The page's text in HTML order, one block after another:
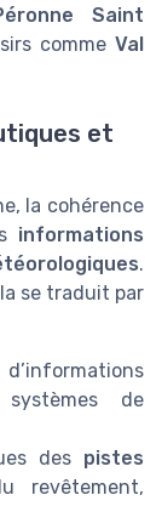
Saint
comme Val
et
la cohérence
informations
.
se traduit par
d’informations
de
des pistes
revêtement,